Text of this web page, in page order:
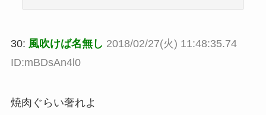
30: 風吹けば名無し 2018/02/27(火) 11:48:35.74
ID:mBDsAn4l0
焼肉ぐらい奢れよ